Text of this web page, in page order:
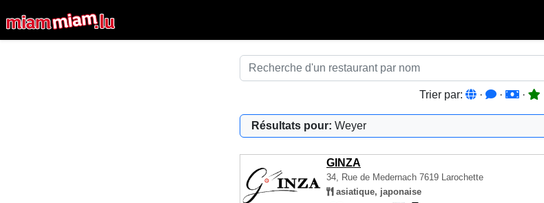
Trier par: · · ·
Résultats pour: Weyer
GINZA
34, Rue de Medernach 7619 Larochette
asiatique, japonaise